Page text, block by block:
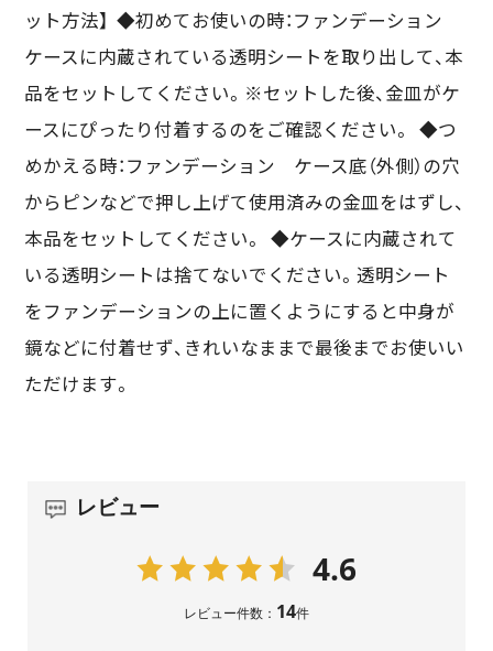
ット方法】 ◆初めてお使いの時：ファンデーション
ケースに内蔵されている透明シートを取り出して、本
品をセットしてください。※セットした後、金皿がケ
ースにぴったり付着するのをご確認ください。 ◆つ
めかえる時：ファンデーション ケース底（外側）の穴
からピンなどで押し上げて使用済みの金皿をはずし、
本品をセットしてください。 ◆ケースに内蔵されて
いる透明シートは捨てないでください。透明シート
をファンデーションの上に置くようにすると中身が
鏡などに付着せず、きれいなままで最後までお使いい
ただけます。
レビュー
4.6
レビュー件数： 14件